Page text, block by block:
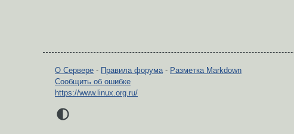
О Сервере - Правила форума- Разметка Markdown
Сообщить об ошибке
https://www.linux.org.ru/